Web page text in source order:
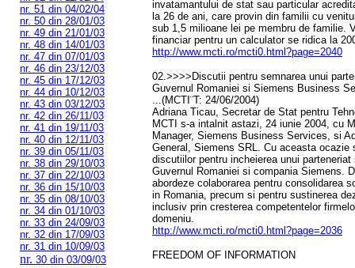
nr. 51 din 04/02/04
nr. 50 din 28/01/03
nr. 49 din 21/01/03
nr. 48 din 14/01/03
nr. 47 din 07/01/03
nr. 46 din 23/12/03
nr. 45 din 17/12/03
nr. 44 din 10/12/03
nr. 43 din 03/12/03
nr. 42 din 26/11/03
nr. 41 din 19/11/03
nr. 40 din 12/11/03
nr. 39 din 05/11/03
nr. 38 din 29/10/03
nr. 37 din 22/10/03
nr. 36 din 15/10/03
nr. 35 din 08/10/03
nr. 34 din 01/10/03
nr. 33 din 24/09/03
nr. 32 din 17/09/03
nr. 31 din 10/09/03
nr. 30 din 03/09/03
invatamantului de stat sau particular
la 26 de ani, care provin din familii cu
sub 1,5 milioane lei pe membru de familie.
financiar pentru un calculator se ridica la
http://www.mcti.ro/mcti0.html?page=2040
02.>>>>Discutii pentru semnarea unui
Guvernul Romaniei si Siemens Business
...(MCTI¨T: 24/06/2004)
Adriana Ticau, Secretar de Stat pentru
MCTI s-a intalnit astazi, 24 iunie 2004, cu
Manager, Siemens Business Services, si
General, Siemens SRL. Cu aceasta ocazie
discutiilor pentru incheierea unui
Guvernul Romaniei si compania Siemens.
abordeze colaborarea pentru consolidarea
in Romania, precum si pentru sustinerea
inclusiv prin cresterea competentelor
domeniu.
http://www.mcti.ro/mcti0.html?page=2036
FREEDOM OF INFORMATION